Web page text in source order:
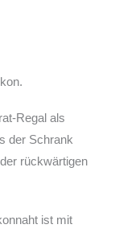
Regal als
der Schrank
rückwärtigen
ist mit